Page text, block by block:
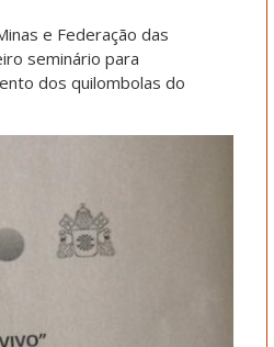
e Federação das
seminário para
dos quilombolas do